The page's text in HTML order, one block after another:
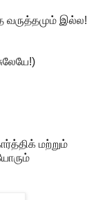
வருத்தமும் இல்ல!
மற்றும்